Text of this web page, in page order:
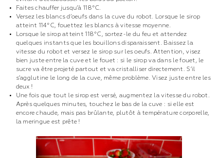
Faites chauffer jusqu’à 118°C.
Versez les blancs d’oeufs dans la cuve du robot. Lorsque le sirop
atteint 114°C, fouettez les blancs à vitesse moyenne.
Lorsque le sirop atteint 118°C, sortez-le du feu et attendez
quelques instants que les bouillons disparaissent. Baissez la
vitesse du robot et versez le sirop sur les oeufs. Attention, visez
bien juste entre la cuve et le fouet : si le sirop va dans le fouet, le
sucre va être projeté partout et va cristalliser directement. S’il
s’agglutine le long de la cuve, même problème. Visez juste entre les
deux !
Une fois que tout le sirop est versé, augmentez la vitesse du robot.
Après quelques minutes, touchez le bas de la cuve : si elle est
encore chaude, mais pas brûlante, plutôt à température corporelle,
la meringue est prête !